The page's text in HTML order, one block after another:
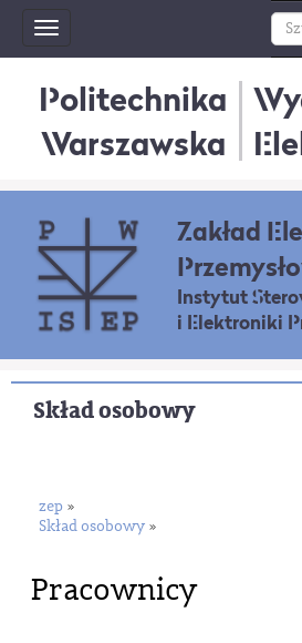
Toggle
navigation
Politechnika
Warszawska
Zakład
Instytut
i Elektroniki
Skład osobowy
zep »
Skład osobowy »
Pracownicy